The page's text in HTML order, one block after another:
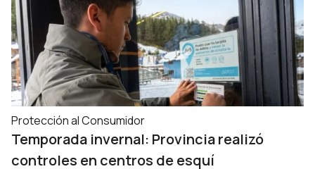
Protección al Consumidor
Temporada invernal: Provincia realizó
controles en centros de esquí